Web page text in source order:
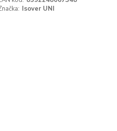
Isover UNI